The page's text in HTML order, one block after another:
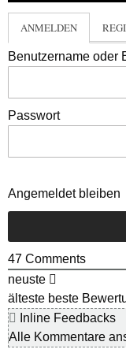
ANMELDEN
Benutzername oder
Passwort
Angemeldet bleiben
47 Comments
neuste
älteste beste
Inline Feedbacks
Alle Kommentare